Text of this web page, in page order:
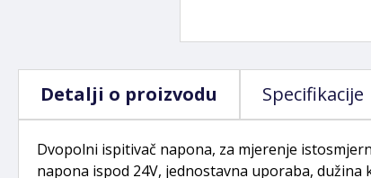
Detalji o proizvodu Specifikacije
Dvopolni ispitivač napona, za mjerenje
napona ispod 24V, jednostavna uporaba, dužina